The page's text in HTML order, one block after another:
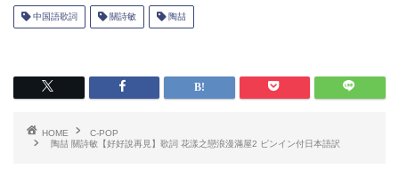
中国語歌詞 關詩敏 陶喆
HOME
C-POP
陶喆 關詩敏【好好說再見】歌詞 花漾之戀浪漫滿屋2 ピンイン付日本語訳